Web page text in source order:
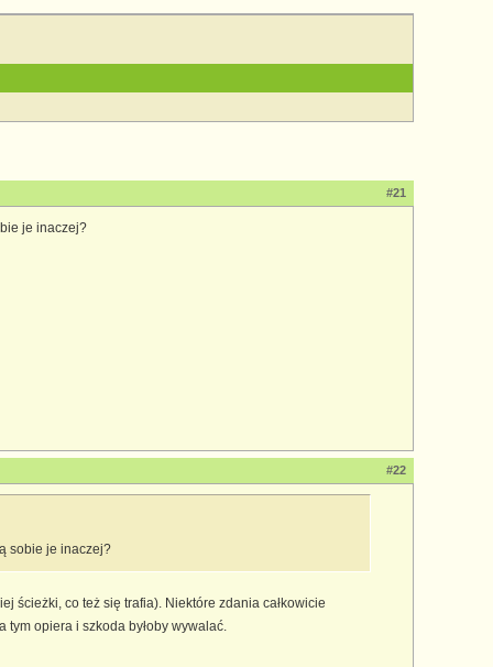
#21
je inaczej?
#22
sobie je inaczej?
ścieżki, co też się trafia). Niektóre zdania całkowicie
opiera i szkoda byłoby wywalać.